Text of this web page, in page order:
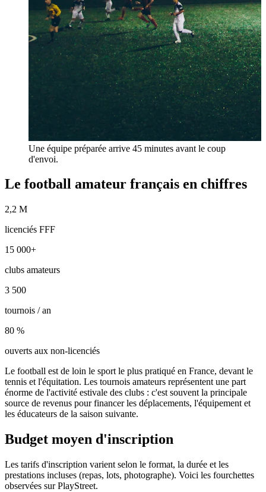
Une équipe préparée arrive 45 minutes avant le coup
d'envoi.
Le football amateur français en chiffres
2,2 M
licenciés FFF
15 000+
clubs amateurs
3 500
tournois / an
80 %
ouverts aux non-licenciés
Le football est de loin le sport le plus pratiqué en France, devant le
tennis et l'équitation. Les tournois amateurs représentent une part
énorme de l'activité estivale des clubs : c'est souvent la principale
source de revenus pour financer les déplacements, l'équipement et
les éducateurs de la saison suivante.
Budget moyen d'inscription
Les tarifs d'inscription varient selon le format, la durée et les
prestations incluses (repas, lots, photographe). Voici les fourchettes
observées sur PlayStreet.